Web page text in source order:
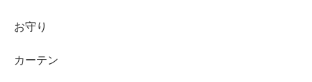
お守り
カーテン